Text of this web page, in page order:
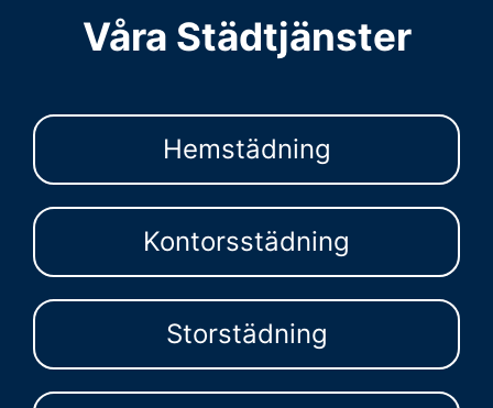
Våra Städtjänster
Hemstädning
Kontorsstädning
Storstädning